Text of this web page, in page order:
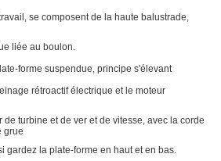
se composent de la haute balustrade,
liée au boulon.
forme suspendue, principe s'élevant
rétroactif électrique et le moteur
turbine et de ver et de vitesse, avec la corde
grue
gardez la plate-forme en haut et en bas.